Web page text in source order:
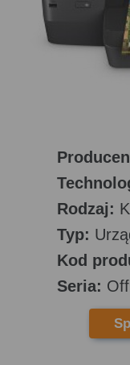
Rodzaj:
Typ:
Kod
Seria: